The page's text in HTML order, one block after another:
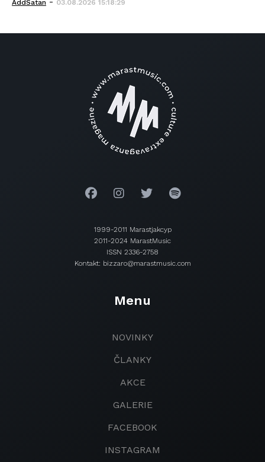
AddSatan 03.08.2026 15:18:29
1999-2011 Marastjakcyp
2011-2024 MarastMusic
ISSN 2336-2758
Kontakt: bizzaro@marastmusic.com
Menu
NOVINKY
ČLANKY
AKCE
GALERIE
FACEBOOK
INSTAGRAM